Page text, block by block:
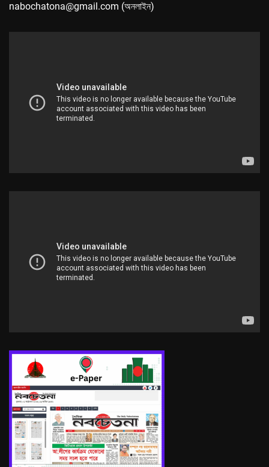
nabochatona@gmail.com (অনলাইন)